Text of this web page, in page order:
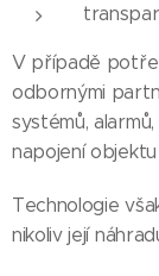
V případě
odbornými
systémů,
napojení objektu
Technologie
nikoliv její